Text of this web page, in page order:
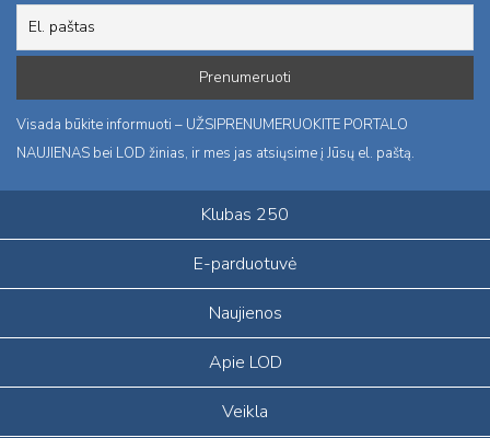
Visada būkite informuoti – UŽSIPRENUMERUOKITE PORTALO
NAUJIENAS bei LOD žinias, ir mes jas atsiųsime į Jūsų el. paštą.
Klubas 250
E-parduotuvė
Naujienos
Apie LOD
Veikla